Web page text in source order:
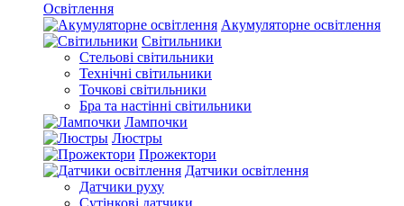
Освітлення
Акумуляторне освітлення
Світильники
Стельові світильники
Технічні світильники
Точкові світильники
Бра та настінні світильники
Лампочки
Люстры
Прожектори
Датчики освітлення
Датчики руху
Сутінкові датчики